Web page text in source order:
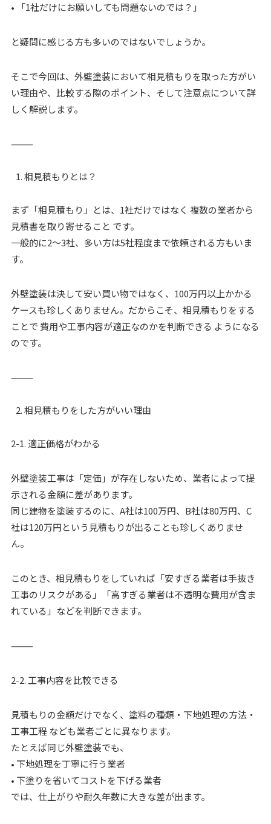
• 「1社だけにお願いしても問題ないのでは？」
と疑問に感じる方も多いのではないでしょうか。
そこで今回は、外壁塗装において相見積もりを取った方がい
い理由や、比較する際のポイント、そして注意点について詳
しく解説します。
⸻
相見積もりとは？
まず「相見積もり」とは、1社だけではなく 複数の業者から
見積書を取り寄せること です。
一般的に2〜3社、多い方は5社程度まで依頼される方もいま
す。
外壁塗装は決して安い買い物ではなく、100万円以上かかる
ケースも珍しくありません。だからこそ、相見積もりをする
ことで 費用や工事内容が適正なのかを判断できる ようになる
のです。
⸻
相見積もりをした方がいい理由
2-1. 適正価格がわかる
外壁塗装工事は「定価」が存在しないため、業者によって提
示される金額に差があります。
同じ建物を塗装するのに、A社は100万円、B社は80万円、C
社は120万円という見積もりが出ることも珍しくありませ
ん。
このとき、相見積もりをしていれば「安すぎる業者は手抜き
工事のリスクがある」「高すぎる業者は不透明な費用が含ま
れている」などを判断できます。
⸻
2-2. 工事内容を比較できる
見積もりの金額だけでなく、塗料の種類・下地処理の方法・
工事工程 なども業者ごとに異なります。
たとえば同じ外壁塗装でも、
• 下地処理を丁寧に行う業者
• 下塗りを省いてコストを下げる業者
では、仕上がりや耐久年数に大きな差が出ます。